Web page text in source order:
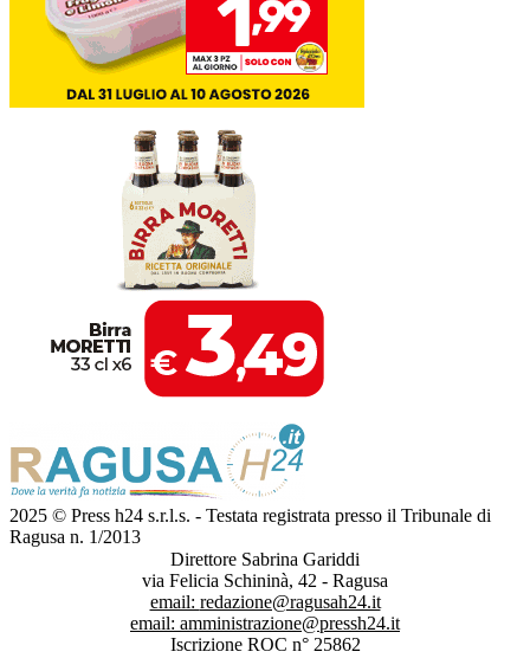
2025 © Press h24 s.r.l.s. - Testata registrata presso il Tribunale di
Ragusa n. 1/2013
Direttore Sabrina Gariddi
via Felicia Schininà, 42 - Ragusa
email: redazione@ragusah24.it
email: amministrazione@pressh24.it
Iscrizione ROC n° 25862